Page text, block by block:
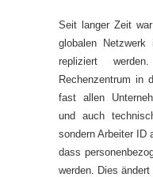
Seit langer Zeit
globalen
repliziert
Rechenzentrum in
fast allen
und auch
sondern Arbeiter ID
dass
werden. Dies